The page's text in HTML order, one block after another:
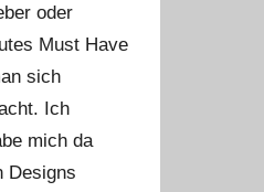
oder
Must Have
sich
Ich
mich da
Designs